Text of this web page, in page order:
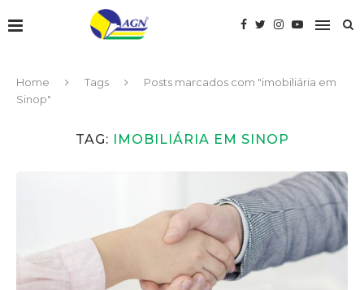
Home Tags
Posts marcados com "imobiliária em
Sinop"
TAG: IMOBILIÁRIA EM SINOP